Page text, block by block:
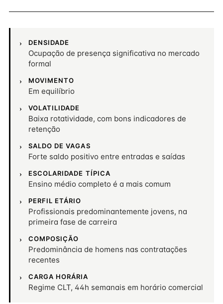
DENSIDADE
Ocupação de presença significativa no mercado
formal
MOVIMENTO
Em equilíbrio
VOLATILIDADE
Baixa rotatividade, com bons indicadores de
retenção
SALDO DE VAGAS
Forte saldo positivo entre entradas e saídas
ESCOLARIDADE TÍPICA
Ensino médio completo é a mais comum
PERFIL ETÁRIO
Profissionais predominantemente jovens, na
primeira fase de carreira
COMPOSIÇÃO
Predominância de homens nas contratações
recentes
CARGA HORÁRIA
Regime CLT, 44h semanais em horário comercial